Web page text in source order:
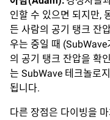
인할 수 있으면 되지만,
든 사람의 공기 탱크 잔
우는 중일 때 (SubWave
의 공기 탱크 잔압을 확
는 SubWave 테크놀로
됩니다.
다른 장점은 다이빙을